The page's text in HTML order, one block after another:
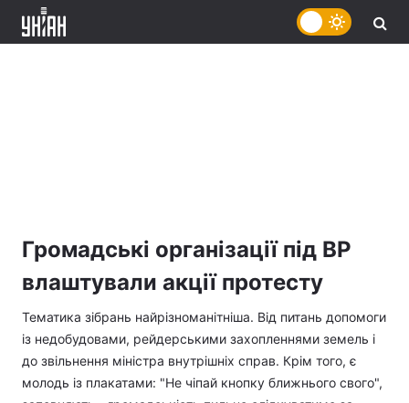
Громадські організації під ВР
влаштували акції протесту
Тематика зібрань найрізноманітніша. Від питань допомоги
із недобудовами, рейдерськими захопленнями земель і
до звільнення міністра внутрішніх справ. Крім того, є
молодь із плакатами: "Не чіпай кнопку ближнього свого",